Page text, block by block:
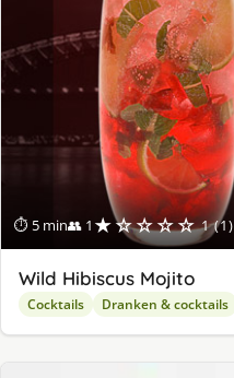
⏱ 5 min👥 1 ★☆☆☆☆ 1 (1)
Wild Hibiscus Mojito
Cocktails Dranken & cocktails